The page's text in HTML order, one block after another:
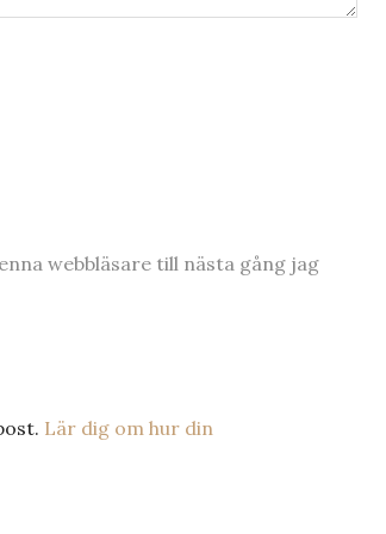
webbläsare till nästa gång jag
Lär dig om hur din